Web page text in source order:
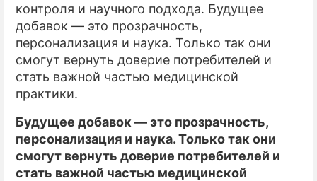
контроля и научного подхода. Будущее
добавок — это прозрачность,
персонализация и наука. Только так они
смогут вернуть доверие потребителей и
стать важной частью медицинской
практики.
Будущее добавок — это прозрачность,
персонализация и наука. Только так они
смогут вернуть доверие потребителей и
стать важной частью медицинской